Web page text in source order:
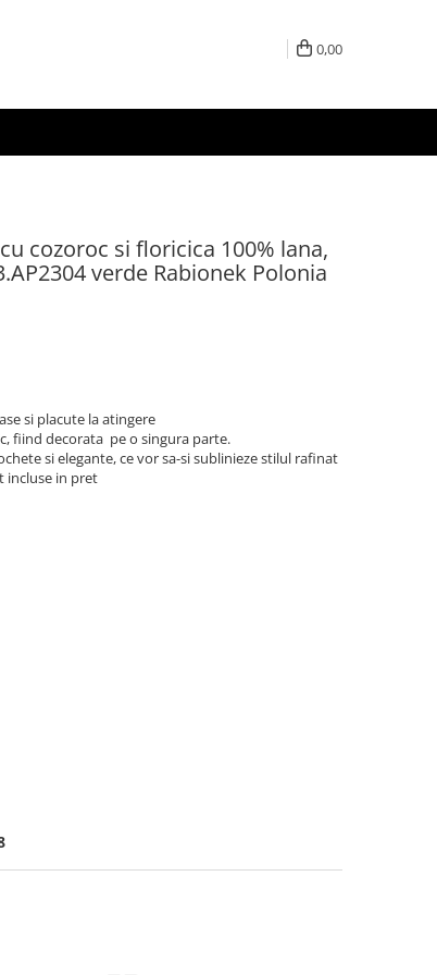
0,00
cozoroc si floricica 100% lana,
verde Rabionek Polonia
si placute la atingere
fiind decorata pe o singura parte.
si elegante, ce vor sa-si sublinieze stilul rafinat
incluse in pret